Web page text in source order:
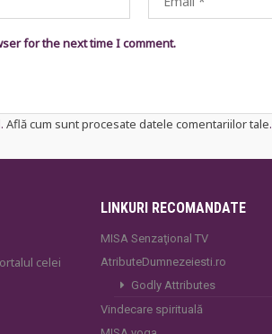
for the next time I comment.
Află cum sunt procesate datele comentariilor tale.
celei
LINKURI RECOMANDATE
MISA Senzaţional TV
AtributeDumnezeiesti.ro
Godly Attributes
Vindecare spirituală